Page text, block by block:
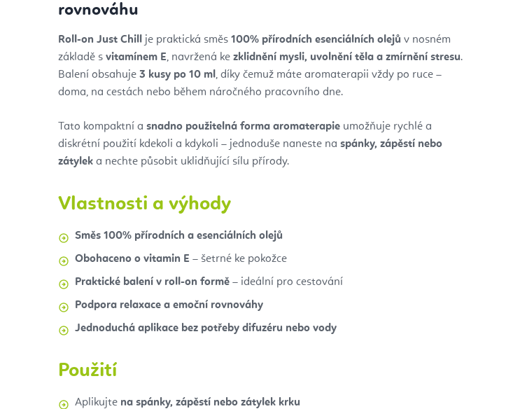
rovnováhu
Roll-on Just Chill je praktická směs 100% přírodních esenciálních olejů v nosném
základě s vitamínem E, navržená ke zklidnění mysli, uvolnění těla a zmírnění stresu.
Balení obsahuje 3 kusy po 10 ml, díky čemuž máte aromaterapii vždy po ruce –
doma, na cestách nebo během náročného pracovního dne.
Tato kompaktní a snadno použitelná forma aromaterapie umožňuje rychlé a
diskrétní použití kdekoli a kdykoli – jednoduše naneste na spánky, zápěstí nebo
zátylek a nechte působit uklidňující sílu přírody.
Vlastnosti a výhody
Směs 100% přírodních a esenciálních olejů
Obohaceno o vitamin E – šetrné ke pokožce
Praktické balení v roll-on formě – ideální pro cestování
Podpora relaxace a emoční rovnováhy
Jednoduchá aplikace bez potřeby difuzéru nebo vody
Použití
Aplikujte na spánky, zápěstí nebo zátylek krku